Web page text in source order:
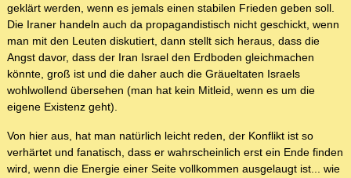
geklärt werden, wenn es jemals einen stabilen Frieden geben soll.
Die Iraner handeln auch da propagandistisch nicht geschickt, wenn
man mit den Leuten diskutiert, dann stellt sich heraus, dass die
Angst davor, dass der Iran Israel den Erdboden gleichmachen
könnte, groß ist und die daher auch die Gräueltaten Israels
wohlwollend übersehen (man hat kein Mitleid, wenn es um die
eigene Existenz geht).
Von hier aus, hat man natürlich leicht reden, der Konflikt ist so
verhärtet und fanatisch, dass er wahrscheinlich erst ein Ende finden
wird, wenn die Energie einer Seite vollkommen ausgelaugt ist... wie